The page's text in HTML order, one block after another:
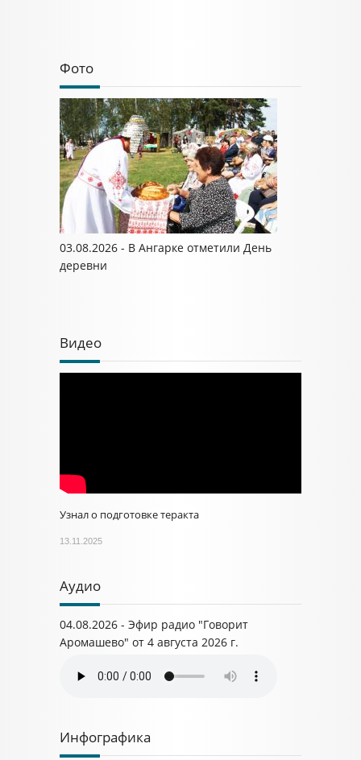
Фото
03.08.2026 - В Ангарке отметили День
деревни
Видео
Узнал о подготовке теракта
13.11.2025
Аудио
04.08.2026 - Эфир радио "Говорит
Аромашево" от 4 августа 2026 г.
Инфографика